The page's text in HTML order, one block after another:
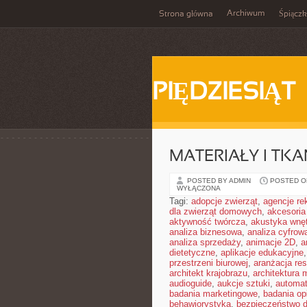
Strona główna Archiwum
PIĘDZIESIĄT
MATERIAŁY I
POSTED BY ADMIN POSTED
WYŁĄCZONA
Tagi: adopcje zwierząt, agencje
dla zwierząt domowych,
aktywność twórcza, akustyka
analiza biznesowa, analiza
analiza sprzedaży, animacje 2D,
dietetyczne, aplikacje edukacyjne,
przestrzeni biurowej, aranżacja
architekt krajobrazu, architektura
audioguide, aukcje sztuki,
badania marketingowe, badania
behawiorystyka, bezpieczeństwo